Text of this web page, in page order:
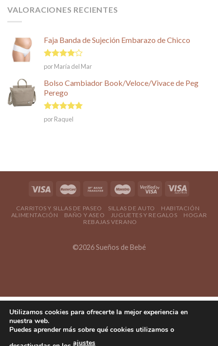
VALORACIONES RECIENTES
Faja Banda de Sujeción Embarazo de Chicco
Valorado
en
5
por María del Mar
Bolso Cambiador Book/Veloce/Vivace de Peg
Perego
Valorado en
5
de 5
por Raquel
CARRITOS Y SILLAS DE PASEO SILLAS DE AUTO
HABITACIÓN
ALIMENTACIÓN
BAÑO Y ASEO JUGUETES Y REGALOS
HOGAR
REBAJAS VERANO
©2026 Sueños de Bebé
Utilizamos cookies para ofrecerte la mejor experiencia en
nuestra web.
Puedes aprender más sobre qué cookies utilizamos o
ajustes